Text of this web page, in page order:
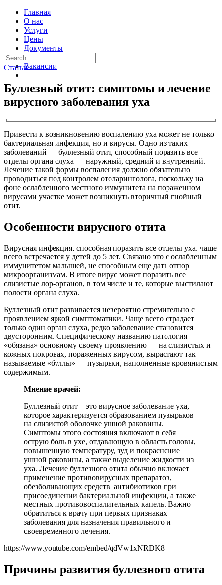
Главная
О нас
Услуги
Цены
Документы
Контакты
Вакансии
Статьи ›
Буллезный отит: симптомы и лечение
вирусного заболевания уха
Привести к возникновению воспалению уха может не только
бактериальная инфекция, но и вирусы. Одно из таких
заболеваний — буллезный отит, способный поразить все
отделы органа слуха — наружный, средний и внутренний.
Лечение такой формы воспаления должно обязательно
проводиться под контролем отоларинголога, поскольку на
фоне ослабленного местного иммунитета на пораженном
вирусами участке может возникнуть вторичный гнойный
отит.
Особенности вирусного отита
Вирусная инфекция, способная поразить все отделы уха, чаще
всего встречается у детей до 5 лет. Связано это с ослабленным
иммунитетом малышей, не способным еще дать отпор
микроорганизмам. В итоге вирус может поразить все
слизистые лор-органов, в том числе и те, которые выстилают
полости органа слуха.
Буллезный отит развивается невероятно стремительно с
проявлением яркой симптоматики. Чаще всего страдает
только один орган слуха, редко заболевание становится
двусторонним. Специфическому названию патология
«обязана» основному своему проявлению — на слизистых и
кожных покровах, пораженных вирусом, вырастают так
называемые «буллы» — пузырьки, наполненные кровянистым
содержимым.
Мнение врачей:
Буллезный отит – это вирусное заболевание уха,
которое характеризуется образованием пузырьков
на слизистой оболочке ушной раковины.
Симптомы этого состояния включают в себя
острую боль в ухе, отдавающую в область головы,
повышенную температуру, зуд и покраснение
ушной раковины, а также выделение жидкости из
уха. Лечение буллезного отита обычно включает
применение противовирусных препаратов,
обезболивающих средств, антибиотиков при
присоединении бактериальной инфекции, а также
местных противовоспалительных капель. Важно
обратиться к врачу при первых признаках
заболевания для назначения правильного и
своевременного лечения.
https://www.youtube.com/embed/qdVw1xNRDK8
Причины развития буллезного отита